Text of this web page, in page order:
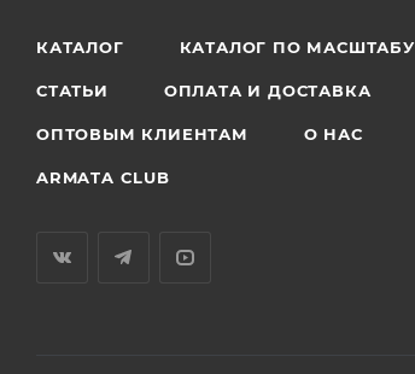
КАТАЛОГ КАТАЛОГ ПО МАСШТАБУ
СТАТЬИ ОПЛАТА И ДОСТАВКА
ОПТОВЫМ КЛИЕНТАМ О НАС
ARMATA CLUB